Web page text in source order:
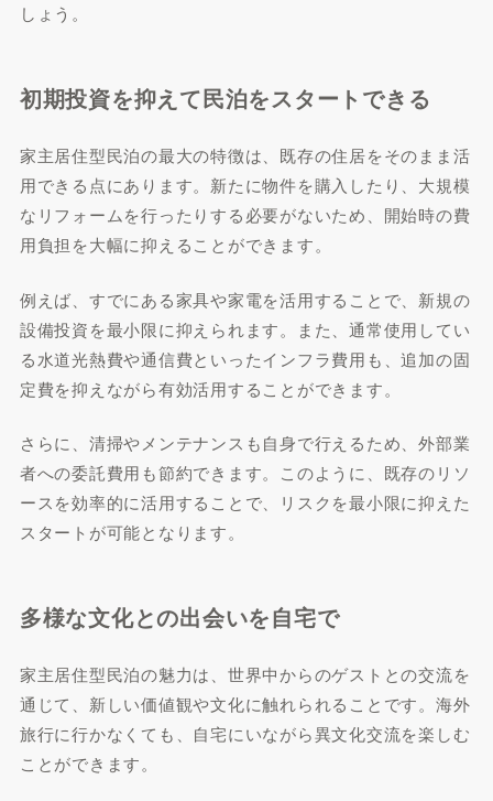
しょう。
初期投資を抑えて民泊をスタートできる
家主居住型民泊の最大の特徴は、既存の住居をそのまま活
用できる点にあります。新たに物件を購入したり、大規模
なリフォームを行ったりする必要がないため、開始時の費
用負担を大幅に抑えることができます。
例えば、すでにある家具や家電を活用することで、新規の
設備投資を最小限に抑えられます。また、通常使用してい
る水道光熱費や通信費といったインフラ費用も、追加の固
定費を抑えながら有効活用することができます。
さらに、清掃やメンテナンスも自身で行えるため、外部業
者への委託費用も節約できます。このように、既存のリソ
ースを効率的に活用することで、リスクを最小限に抑えた
スタートが可能となります。
多様な文化との出会いを自宅で
家主居住型民泊の魅力は、世界中からのゲストとの交流を
通じて、新しい価値観や文化に触れられることです。海外
旅行に行かなくても、自宅にいながら異文化交流を楽しむ
ことができます。